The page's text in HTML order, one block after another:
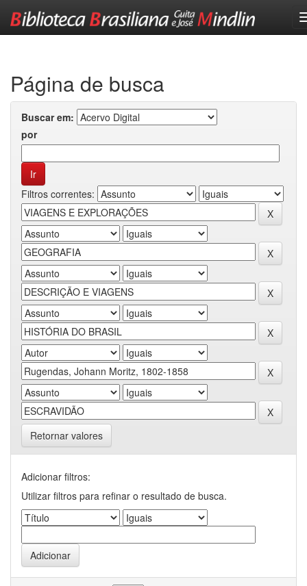
Página de busca
Buscar em:
por
Filtros correntes:
Retornar valores
Adicionar filtros:
Utilizar filtros para refinar o resultado de busca.